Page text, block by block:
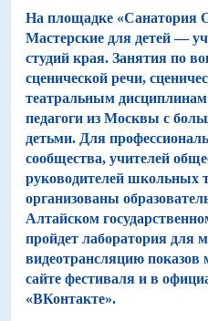
На площадке «Санатория
Мастерские для детей —
студий края. Занятия по
сценической речи,
театральным
педагоги из Москвы с
детьми. Для
сообщества, учителей
руководителей школьных
организованы
Алтайском
пройдет лаборатория для
видеотрансляцию показов
сайте фестиваля и в
«ВКонтакте».